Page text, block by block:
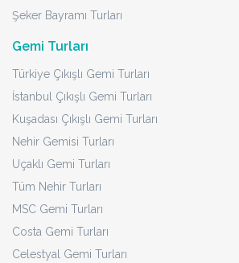
Şeker Bayramı Turları
Gemi Turları
Türkiye Çıkışlı Gemi Turları
İstanbul Çıkışlı Gemi Turları
Kuşadası Çıkışlı Gemi Turları
Nehir Gemisi Turları
Uçaklı Gemi Turları
Tüm Nehir Turları
MSC Gemi Turları
Costa Gemi Turları
Celestyal Gemi Turları